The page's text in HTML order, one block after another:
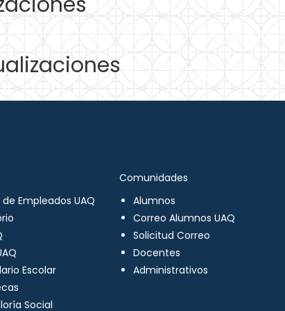
Empleados UAQ
Escolar
Social
Comunidades
Alumnos
Correo Alumnos UAQ
Solicitud Correo
Docentes
Administrativos